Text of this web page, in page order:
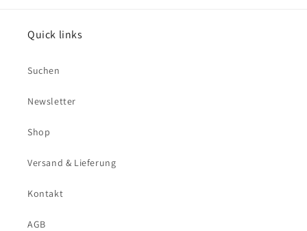
Quick links
Suchen
Newsletter
Shop
Versand & Lieferung
Kontakt
AGB